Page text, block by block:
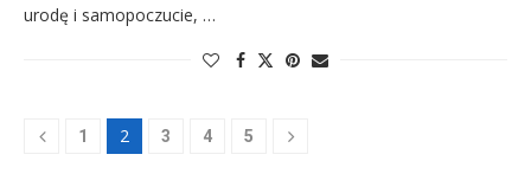
urodę i samopoczucie, …
1 2 3 4 5